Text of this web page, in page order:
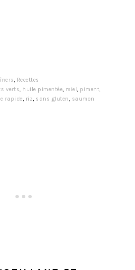
, Recettes
verts, huile pimentée, miel, piment,
rapide, riz, sans gluten, saumon